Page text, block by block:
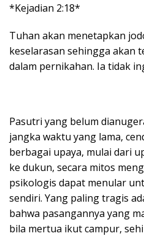
*Kejadian 2:18*
Tuhan akan menetapkan
keselarasan sehingga akan
dalam pernikahan. Ia tidak
Pasutri yang belum
jangka waktu yang lama,
berbagai upaya, mulai dari
ke dukun, secara mitos
psikologis dapat menular
sendiri. Yang paling tragis
bahwa pasangannya yang
bila mertua ikut campur,